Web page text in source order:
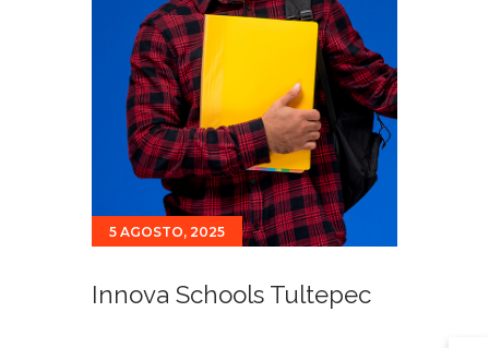
Contacto
5 AGOSTO, 2025
Innova Schools Tultepec